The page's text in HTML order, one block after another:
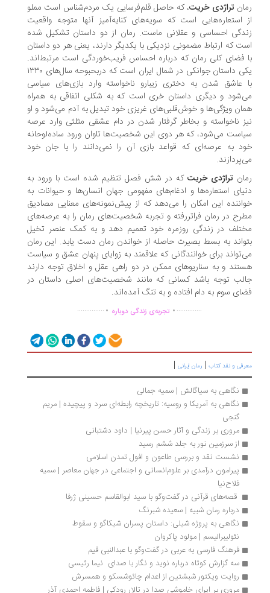
تراژدی خریت، که حاصل قلم‌فرسایی یک مردم‌شناس است مملو
استعاره‌هایی است که سویه‌های کنایه‌آمیز آنها متوجه واقعیت
احساسی و عقلانی ماست. رمان از دو داستان تشکیل شده
که ارتباط مضمونی نزدیکی با یکدیگر دارند، یعنی هر دو داستان
فضای کلی رمان که درباره احساس فریب‌خوردگی است مرتبط‌اند.
یکی داستان جوانکی در شمال ایران است که دربحبوحه سال‌های ۱۳۳۰
عاشق شدن به دختری زیبارو ناخواسته وارد بازی‌های سیاسی
و دیگری داستان خری است که به شکلی اتفاقی به همراه
ویژگی‌ها و خوش‌قلبی‌های غریزی خود تبدیل به آدم می‌شود و او
ناخواسته و بخاطر گرفتار شدن در دام عشقی مثلثی وارد عرصه
می‌شود، که هر دوی این شخصیت‌ها تاوان ورود ساده‌لوحانه
به عرصه‌ای که قواعد بازی آن را نمی‌دانند را با جان خود
تراژدی خریت که در شش فصل تنظیم شده است با ورود به
استعاره‌‌ها و ادغام‌های مفهومی جهان انسان‌ها و حیوانات به
این امکان را می‌دهد که از پیش‌نمونه‌های معنایی مصادیق
در رمان فراتررفته و تجربه‌ شخصیت‌های رمان را به عرصه‌های
در زندگی روزمره خود تعمیم دهد و به کمک عنصر تخیل
به بسط بصیرت حاصله از خواندن رمان دست یابد. این رمان
برای خوانندگانی که علاقمند به زوایای پنهان عشق و سیاست
و به سناریوهای ممکن در دو راهی عقل و اخلاق توجه دارند
توجه باشد کسانی که مانند شخصیت‌های اصلی داستان در
سوم به دام افتاده و به تنگ آمده‌اند.
................تجربه‌ی زندگی دوباره ...............
و نقد کتاب|رمان ایرانی|
نگاهی به سیاگالش | سمیه جمالی
نگاهی به آمریکا و روسیه: تاریخچه رابطه‌ای سرد و پیچیده | مریم
مروری بر زندگی و آثار حسن پیرنیا | داود دشتبانی
از سرزمین نور به جلد ششم رسید
نشست نقد و بررسی طاعون و افول تمدن اسلامی
پیرامون درآمدی بر علوم‌انسانی و اجتماعی در جهان معاصر | سمیه
قصه‌های قرآنی در گفت‌وگو با سید ابوالقاسم حسینی ژرفا
درباره رمان شبیه | سعیده شبرنگ
نگاهی به پروژه شیلی: داستان پسران شیکاگو و سقوط
نئولیبرالیسم | مولود پاکروان
فرهنگ فارسی به عربی در گفت‌وگو با عبدالنبی قیم
سه گزارش کوتاه درباره‌ نوید و نگار با صدای  نیما رئیسی
روایت ویکتور شبشتین از اعدام چائوشسکو و همسرش
مروری بر اپرای خاموشی صدا در تالار رودکی | فاطمه احمدی آذر